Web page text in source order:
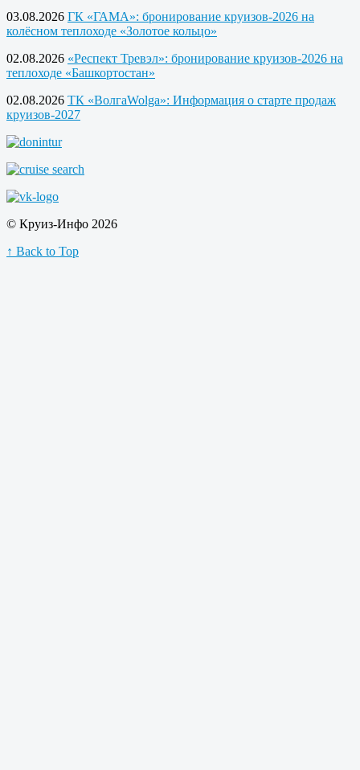
03.08.2026 ГК «ГАМА»: бронирование круизов-2026 на
колёсном теплоходе «Золотое кольцо»
02.08.2026 «Респект Тревэл»: бронирование круизов-2026 на
теплоходе «Башкортостан»
02.08.2026 ТК «ВолгаWolga»: Информация о старте продаж
круизов-2027
© Круиз-Инфо 2026
↑ Back to Top